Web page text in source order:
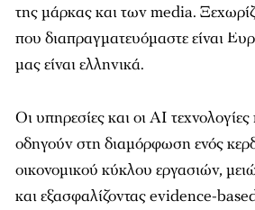
της μάρκας και των media.
που διαπραγματευόμαστε είναι
μας είναι ελληνικά.
Οι υπηρεσίες και οι AI
οδηγούν στη διαμόρφωση ενός
οικονομικού κύκλου εργασιών,
και εξασφαλίζοντας evidence-